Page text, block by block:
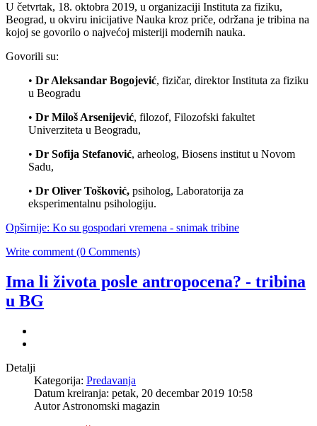
U četvrtak, 18. oktobra 2019, u organizaciji Instituta za fiziku,
Beograd, u okviru inicijative Nauka kroz priče, održana je tribina na
kojoj se govorilo o najvećoj misteriji modernih nauka.
Govorili su:
• Dr Aleksandar Bogojević, fizičar, direktor Instituta za fiziku
u Beogradu
• Dr Miloš Arsenijević, filozof, Filozofski fakultet
Univerziteta u Beogradu,
• Dr Sofija Stefanović, arheolog, Biosens institut u Novom
Sadu,
• Dr Oliver Tošković, psiholog, Laboratorija za
eksperimentalnu psihologiju.
Opširnije: Ko su gospodari vremena - snimak tribine
Write comment (0 Comments)
Ima li života posle antropocena? - tribina
u BG
Detalji
Kategorija: Predavanja
Datum kreiranja: petak, 20 decembar 2019 10:58
Autor Astronomski magazin